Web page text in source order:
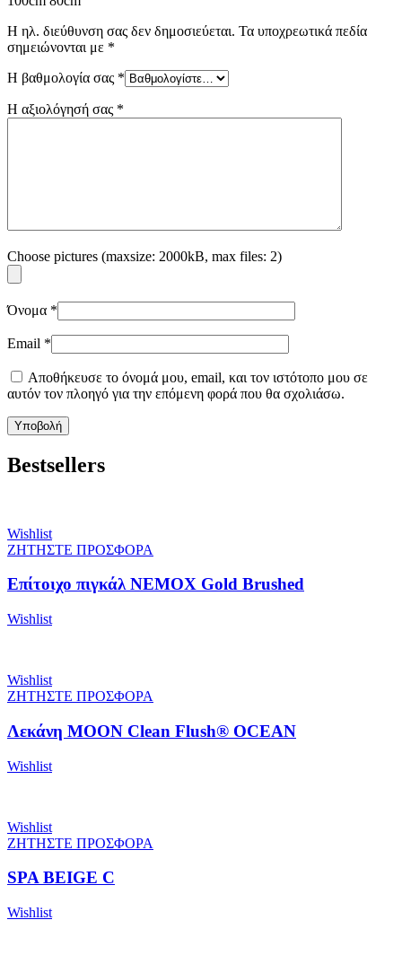
Η ηλ. διεύθυνση σας δεν δημοσιεύεται. Τα υποχρεωτικά πεδία
σημειώνονται με *
Η βαθμολογία σας *
Η αξιολόγησή σας *
Choose pictures (maxsize: 2000kB, max files: 2)
Όνομα *
Email *
Αποθήκευσε το όνομά μου, email, και τον ιστότοπο μου σε
αυτόν τον πλοηγό για την επόμενη φορά που θα σχολιάσω.
Bestsellers
Wishlist
ΖΗΤΗΣΤΕ ΠΡΟΣΦΟΡΑ
Επίτοιχο πιγκάλ NEMOX Gold Brushed
Wishlist
Wishlist
ΖΗΤΗΣΤΕ ΠΡΟΣΦΟΡΑ
Λεκάνη MOON Clean Flush® OCEAN
Wishlist
Wishlist
ΖΗΤΗΣΤΕ ΠΡΟΣΦΟΡΑ
SPA BEIGE C
Wishlist